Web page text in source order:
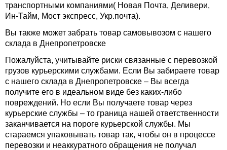
транспортными компаниями( Новая Почта, Деливери,
Ин-Тайм, Мост экспресс, Укр.почта).
Вы также может забрать товар самовывозом с нашего
склада в Днепропетровске
Пожалуйста, учитывайте риски связанные с перевозкой
грузов курьерскими службами. Если Вы забираете товар
с нашего склада в Днепропетровске – Вы всегда
получите его в идеальном виде без каких-либо
повреждений. Но если Вы получаете товар через
курьерские службы – то граница нашей ответственности
заканчивается на пороге курьерской службы. Мы
стараемся упаковывать товар так, чтобы он в процессе
перевозки и неаккуратного обращения не получал